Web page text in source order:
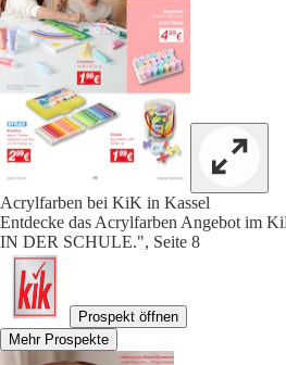
Acrylfarben bei KiK in Kassel
Entdecke das Acrylfarben Angebot im
IN DER SCHULE.", Seite 8
Prospekt öffnen
Mehr Prospekte